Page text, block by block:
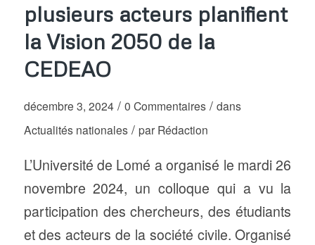
plusieurs acteurs planifient
la Vision 2050 de la
CEDEAO
décembre 3, 2024 / 0 Commentaires / dans
Actualités nationales / par Rédaction
L’Université de Lomé a organisé le mardi 26
novembre 2024, un colloque qui a vu la
participation des chercheurs, des étudiants
et des acteurs de la société civile. Organisé